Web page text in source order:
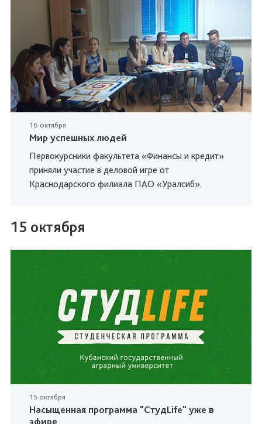
16 октября
Мир успешных людей
Первокурсники факультета «Финансы и кредит»
приняли участие в деловой игре от
Краснодарского филиала ПАО «Уралсиб».
15 октября
15 октября
Насыщенная программа "СтудLife" уже в
эфире